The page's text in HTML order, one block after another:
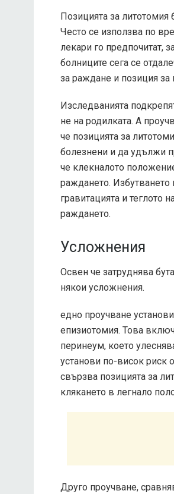
Позицията за литотомия
Често се използва по
лекари го предпочитат,
болниците сега се
за раждане и позиция за
Изследванията
не на родилката. А
че позицията за
болезнени и да удължи
че клекналото
раждането. Избутването
гравитацията и теглото
раждането.
Усложнения
Освен че затруднява
някои усложнения.
едно проучване
епизиотомия. Това
перинеум, което
установи по-висок риск
свързва позицията за
клякането в легнало
Друго проучване,